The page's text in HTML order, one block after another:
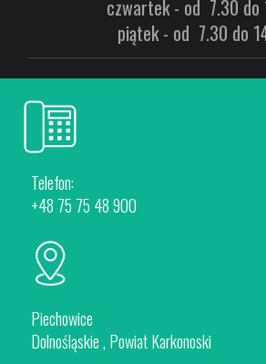
czwartek - od 7.30 do
piątek - od 7.30 do
Telefon:
+48 75 75 48 900
Piechowice
Dolnośląskie , Powiat Karkonoski